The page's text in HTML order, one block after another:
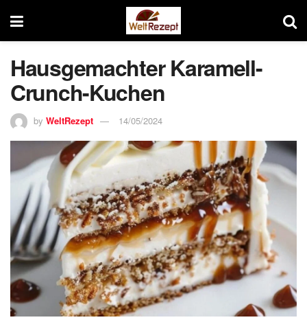
Hausgemachter Karamell-
Crunch-Kuchen
by WeltRezept 14/05/2024